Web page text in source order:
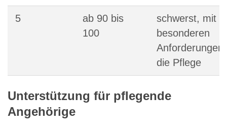
5
ab 90 bis
100
schwerst, mit
besonderen
Anforderungen
die Pflege
Unterstützung für pflegende
Angehörige